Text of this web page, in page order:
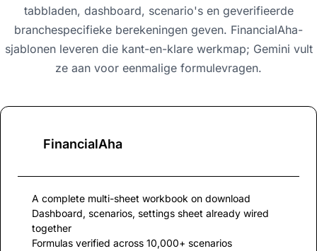
tabbladen, dashboard, scenario's en geverifieerde
branchespecifieke berekeningen geven. FinancialAha-
sjablonen leveren die kant-en-klare werkmap; Gemini vult
ze aan voor eenmalige formulevragen.
FinancialAha
A complete multi-sheet workbook on download
Dashboard, scenarios, settings sheet already wired
together
Formulas verified across 10,000+ scenarios